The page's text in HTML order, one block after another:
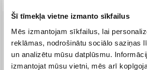
Šī tīmekļa vietne izmanto sīkfailus
Mēs izmantojam sīkfailus, lai
reklāmas, nodrošinātu sociālo saziņas
un analizētu mūsu datplūsmu.
izmantojat mūsu vietni, mēs arī
Venipak pakomāts (2,99 €)
Augusts 17d. - Augusts 26d.
Venipak Kurjers (3,99 €)
Apmaksā pilnu summu skaidrā naudā